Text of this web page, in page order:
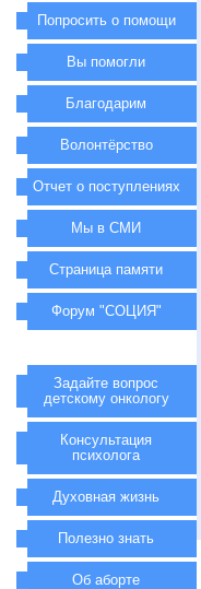
Попросить о помощи
Вы помогли
Благодарим
Волонтёрство
Отчет о поступлениях
Мы в СМИ
Страница памяти
Форум "СОЦИЯ"
Задайте вопрос
детскому онкологу
Консультация
психолога
Духовная жизнь
Полезно знать
Об аборте